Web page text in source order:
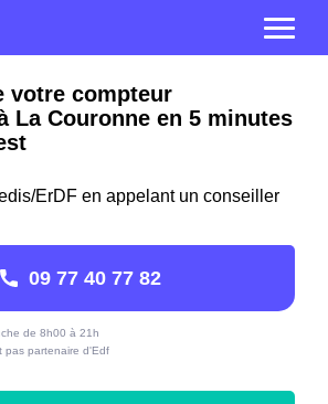
votre compteur
La Couronne en 5 minutes
ErDF en appelant un conseiller
09 77 40 77 82
de 8h00 à 21h
pas partenaire d'Edf